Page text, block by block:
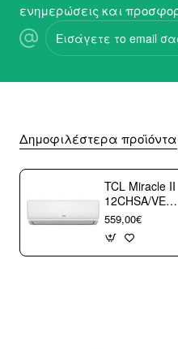
ενημερώσεις και
Εισάγετε
το
email
Δημοφιλέστερα προϊόντα
TCL Miracle II
12CHSA/VE
Κλιματιστικό
Τοίχου 12000
με WiFi A++/
με 10
559,00€